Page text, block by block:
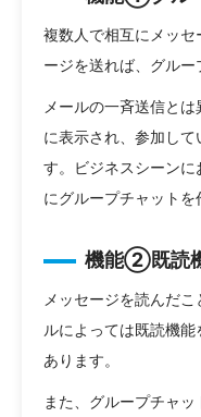
複数人で相互にメッ
ージを送れば、グルー
メールの一斉送信と
に表示され、参加し
す。ビジネスシーンに
にグループチャットを
機能②既読
メッセージを読んだ
ルによっては既読機
あります。
また、グループチャ